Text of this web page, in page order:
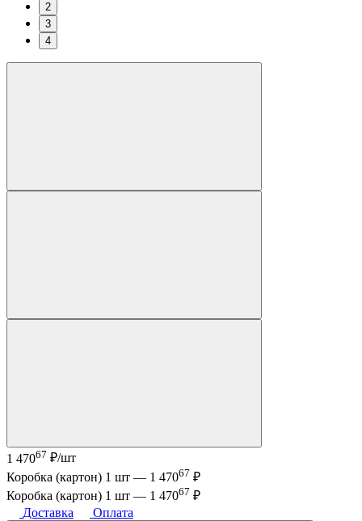
2
3
4
1 47067 ₽/шт
Коробка (картон) 1 шт — 1 47067 ₽
Коробка (картон) 1 шт — 1 47067 ₽
Доставка
Оплата